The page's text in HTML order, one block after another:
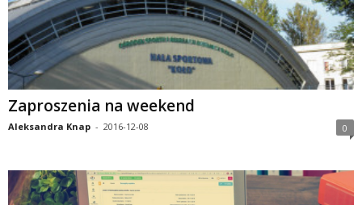
Zaproszenia na weekend
Aleksandra Knap - 2016-12-08 0